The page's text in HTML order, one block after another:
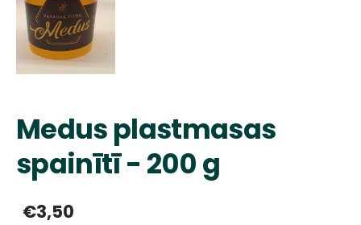
Medus plastmasas
spainītī - 200 g
€3,50